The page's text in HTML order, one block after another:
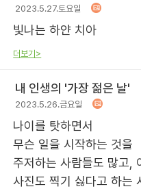
2023.5.27.토요일
빛나는 하얀 치아
더보기>
내 인생의 '가장 젊은 날'
2023.5.26.금요일
나이를 탓하면서
무슨 일을 시작하는 것을
주저하는 사람들도 많고,
사진도 찍기 싫다고 하는